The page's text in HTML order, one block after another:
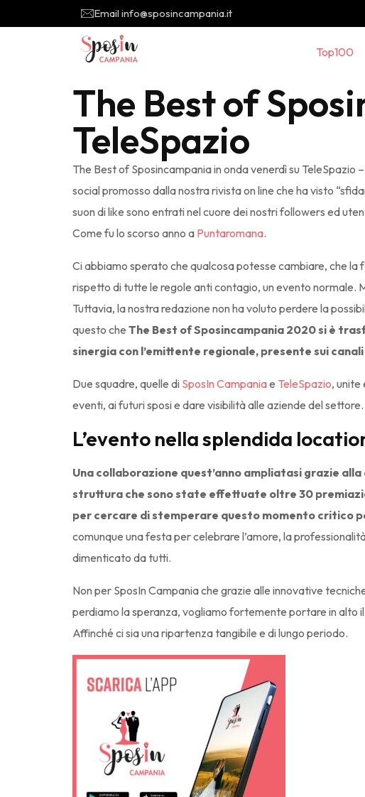
Email info@sposincampania.it
Top100
The Best of
TeleSpazio
The Best of Sposincampania in onda venerdì su TeleSpazio –
social promosso dalla nostra rivista on line che ha visto
suon di like sono entrati nel cuore dei nostri followers ed
Come fu lo scorso anno a Puntaromana.
Ci abbiamo sperato che qualcosa potesse cambiare, che
rispetto di tutte le regole anti contagio, un evento normale.
Tuttavia, la nostra redazione non ha voluto perdere la
questo che The Best of Sposincampania 2020 si è
sinergia con l’emittente regionale, presente sui
Due squadre, quelle di SposIn Campaniae TeleSpazio, unite
eventi, ai futuri sposi e dare visibilità alle aziende del settore.
L’evento nella splendida
Una collaborazione quest’anno ampliatasi grazie
struttura che sono state effettuate oltre 30
per cercare di stemperare questo momento critico
comunque una festa per celebrare l’amore, la
dimenticato da tutti.
Non per SposIn Campania che grazie alle innovative
perdiamo la speranza, vogliamo fortemente portare in alto
Affinché ci sia una ripartenza tangibile e di lungo periodo.